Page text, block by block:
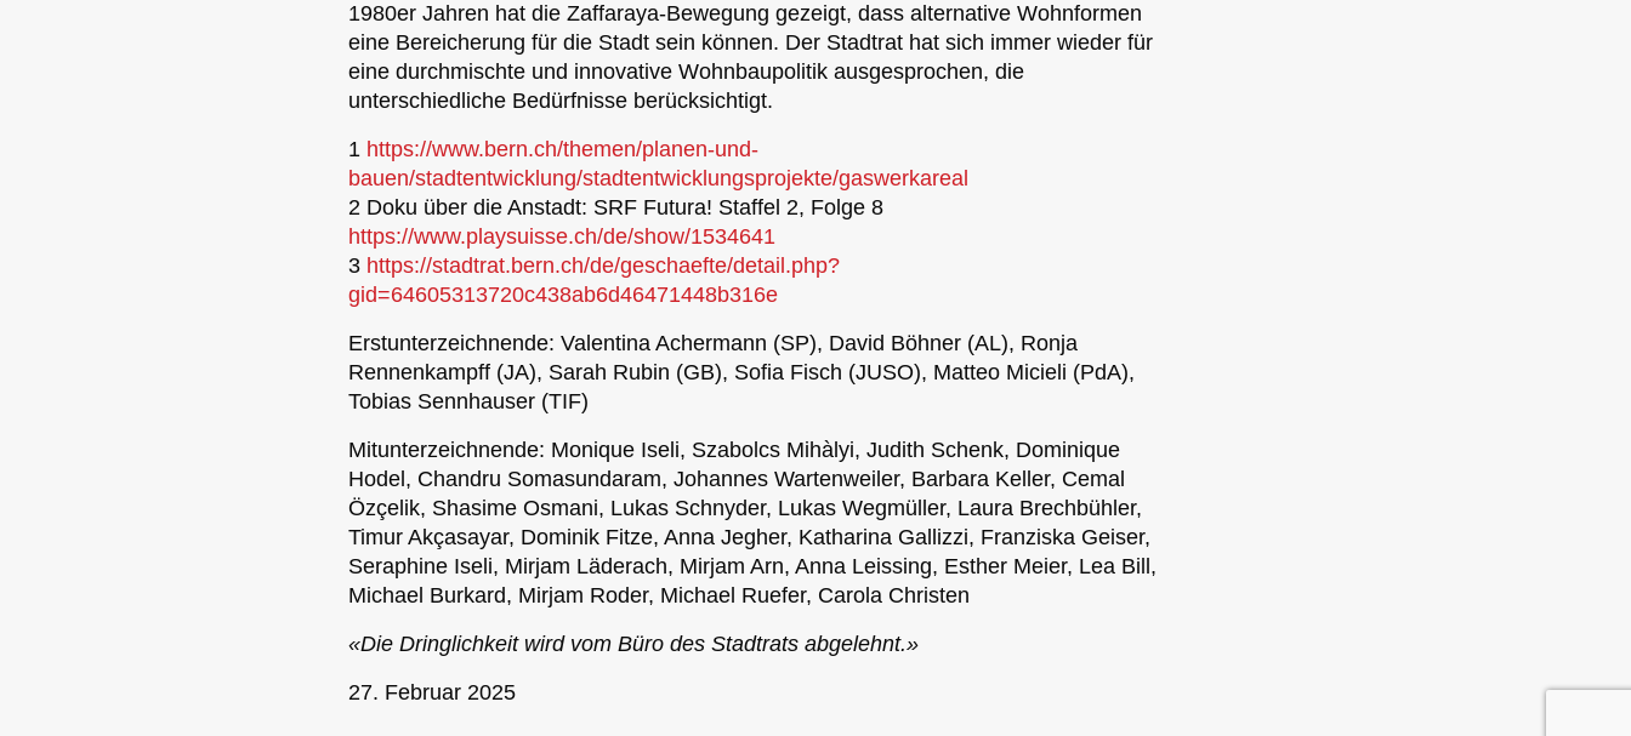
1980er Jahren hat die Zaffaraya-Bewegung gezeigt, dass alternative Wohnformen
eine Bereicherung für die Stadt sein können. Der Stadtrat hat sich immer wieder für
eine durchmischte und innovative Wohnbaupolitik ausgesprochen, die
unterschiedliche Bedürfnisse berücksichtigt.
1 https://www.bern.ch/themen/planen-und-
bauen/stadtentwicklung/stadtentwicklungsprojekte/gaswerkareal
2 Doku über die Anstadt: SRF Futura! Staffel 2, Folge 8
https://www.playsuisse.ch/de/show/1534641
3 https://stadtrat.bern.ch/de/geschaefte/detail.php?
gid=64605313720c438ab6d46471448b316e
Erstunterzeichnende: Valentina Achermann (SP), David Böhner (AL), Ronja
Rennenkampff (JA), Sarah Rubin (GB), Sofia Fisch (JUSO), Matteo Micieli (PdA),
Tobias Sennhauser (TIF)
Mitunterzeichnende: Monique Iseli, Szabolcs Mihàlyi, Judith Schenk, Dominique
Hodel, Chandru Somasundaram, Johannes Wartenweiler, Barbara Keller, Cemal
Özçelik, Shasime Osmani, Lukas Schnyder, Lukas Wegmüller, Laura Brechbühler,
Timur Akçasayar, Dominik Fitze, Anna Jegher, Katharina Gallizzi, Franziska Geiser,
Seraphine Iseli, Mirjam Läderach, Mirjam Arn, Anna Leissing, Esther Meier, Lea Bill,
Michael Burkard, Mirjam Roder, Michael Ruefer, Carola Christen
«Die Dringlichkeit wird vom Büro des Stadtrats abgelehnt.»
27. Februar 2025